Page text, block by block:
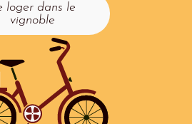
loger dans le
vignoble